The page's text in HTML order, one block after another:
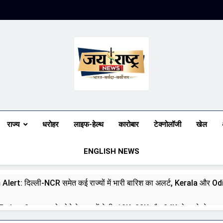
Jai Rashtra
राज्य धरोहर लाइफ-हेल्थ कारोबार टेक्नोलॉजी खेल
ENGLISH NEWS
Alert: दिल्ली-NCR समेत कई राज्यों में भारी बारिश का अलर्ट, Kerala और
8 अगस्त को सोने के भाव में तेजी, 18K, 22K और 24K गोल्ड के रेट पर